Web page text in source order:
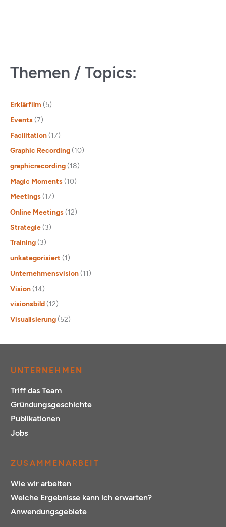
Themen / Topics:
Erklärfilm (5)
Events (7)
Facilitation (17)
Graphic Recording (10)
graphicrecording (18)
Magic Moments (10)
Meetings (17)
Online Meetings (12)
Strategie (3)
Training (3)
unkategorisiert (1)
Unternehmensvision (11)
Vision (14)
visionsbild (12)
Visualisierung (52)
UNTERNEHMEN
Triff das Team
Gründungsgeschichte
Publikationen
Jobs
ZUSAMMENARBEIT
Wie wir arbeiten
Welche Ergebnisse kann ich erwarten?
Anwendungsgebiete